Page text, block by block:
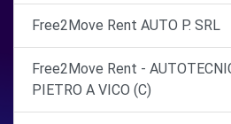
Free2Move Rent AUTO P. SRL
Free2Move Rent -
PIETRO A VICO (C)